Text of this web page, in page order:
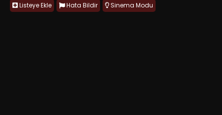
Listeye Ekle Hata Bildir Sinema Modu